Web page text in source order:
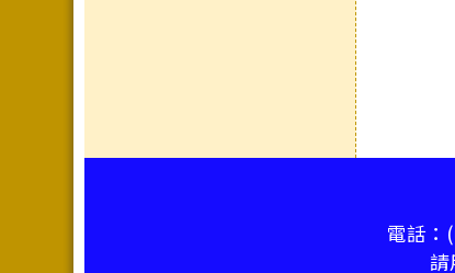
電話：
請